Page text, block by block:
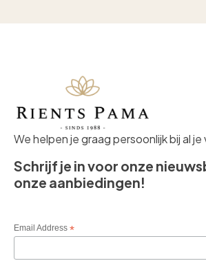
We helpen je graag persoonlijk bij al je
Schrijf je in voor onze
onze aanbiedingen!
Email Address *